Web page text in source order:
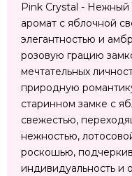
Pink Crystal - Нежный
аромат с яблочной
элегантностью и
розовую грацию
мечтательных
природную
старинном замке с
свежестью,
нежностью,
роскошью,
индивидуальность и